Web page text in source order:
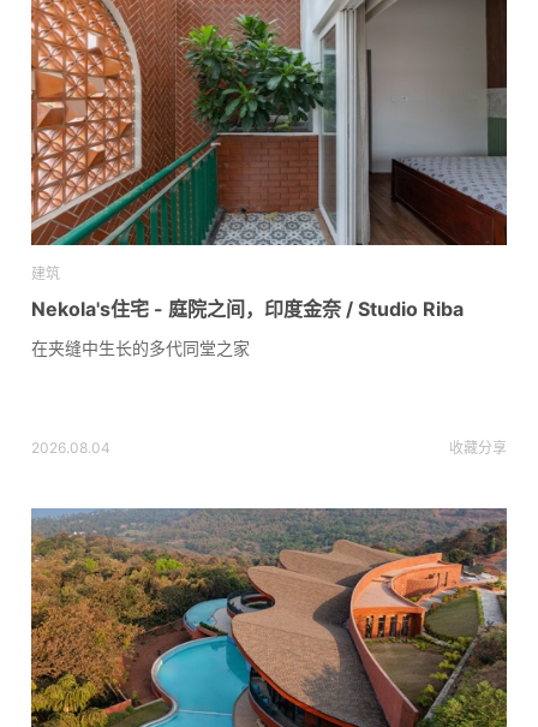
建筑
Nekola's住宅 - 庭院之间，印度金奈 / Studio Riba
在夹缝中生长的多代同堂之家
2026.08.04 收藏分享